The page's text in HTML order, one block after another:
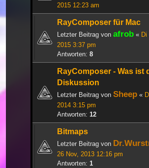
2015 12:23 am
RayComposer für Mac
Letzter Beitrag von afrob « Di
2015 3:37 pm
Antworten: 8
RayComposer - Was ist
Diskussion
Letzter Beitrag von Sheep «
2014 3:15 pm
Antworten: 12
Bitmaps
Letzter Beitrag von
26 Nov, 2013 12:16 pm
Antworten: 1